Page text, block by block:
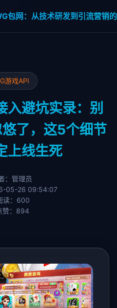
包网：从技术研发到引流营销
游戏API
入避坑实录：别
了，这5个细节
上线生死
：管理员
05-26 09:54:07
读：600
：894